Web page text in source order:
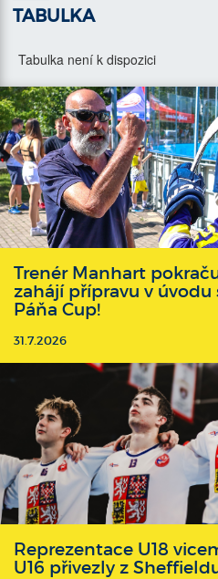
TABULKA
Tabulka není k dispozici
Trenér Manhart
zahájí přípravu v úvodu
Páňa Cup!
31.7.2026
Reprezentace U18
U16 přivezly z